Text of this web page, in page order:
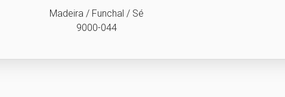
Madeira / Funchal / Sé
9000-044